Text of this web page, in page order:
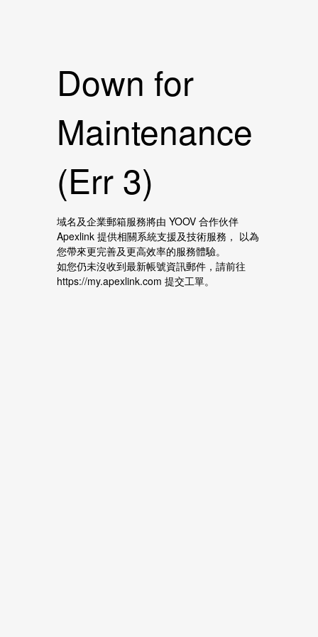
Down for
Maintenance
(Err 3)
域名及企業郵箱服務將由 YOOV 合作伙伴
Apexlink 提供相關系統支援及技術服務， 以為
您帶來更完善及更高效率的服務體驗。
如您仍未沒收到最新帳號資訊郵件，請前往
https://my.apexlink.com 提交工單。